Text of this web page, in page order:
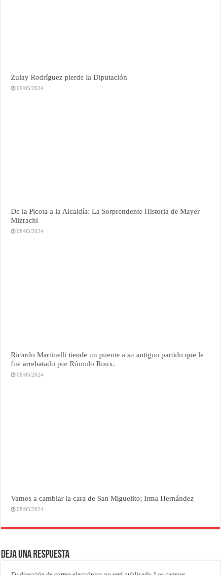
Zulay Rodríguez pierde la Diputación
09/05/2024
De la Picota a la Alcaldía: La Sorprendente Historia de Mayer
Mizrachi
08/05/2024
Ricardo Martinelli tiende un puente a su antiguo partido que le
fue arrebatado por Rómulo Roux.
08/05/2024
Vamos a cambiar la cara de San Miguelito; Irma Hernández
08/05/2024
Deja una respuesta